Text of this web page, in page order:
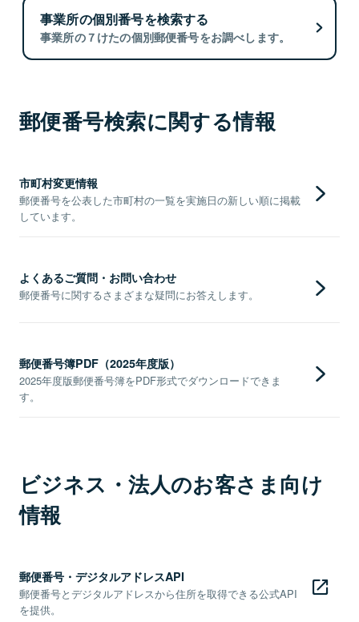
事業所の個別番号を検索する
事業所の７けたの個別郵便番号をお調べします。
郵便番号検索に関する情報
市町村変更情報
郵便番号を公表した市町村の一覧を実施日の新しい順に掲載
しています。
よくあるご質問・お問い合わせ
郵便番号に関するさまざまな疑問にお答えします。
郵便番号簿PDF（2025年度版）
2025年度版郵便番号簿をPDF形式でダウンロードできま
す。
ビジネス・法人のお客さま向け
情報
郵便番号・デジタルアドレスAPI
郵便番号とデジタルアドレスから住所を取得できる公式API
を提供。